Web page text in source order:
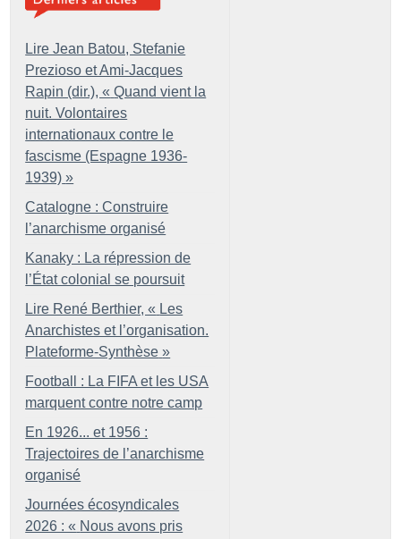
Lire Jean Batou, Stefanie
Prezioso et Ami-Jacques
Rapin (dir.), « Quand vient la
nuit. Volontaires
internationaux contre le
fascisme (Espagne 1936-
1939) »
Catalogne : Construire
l’anarchisme organisé
Kanaky : La répression de
l’État colonial se poursuit
Lire René Berthier, « Les
Anarchistes et l’organisation.
Plateforme-Synthèse »
Football : La FIFA et les USA
marquent contre notre camp
En 1926... et 1956 :
Trajectoires de l’anarchisme
organisé
Journées écosyndicales
2026 : « Nous avons pris